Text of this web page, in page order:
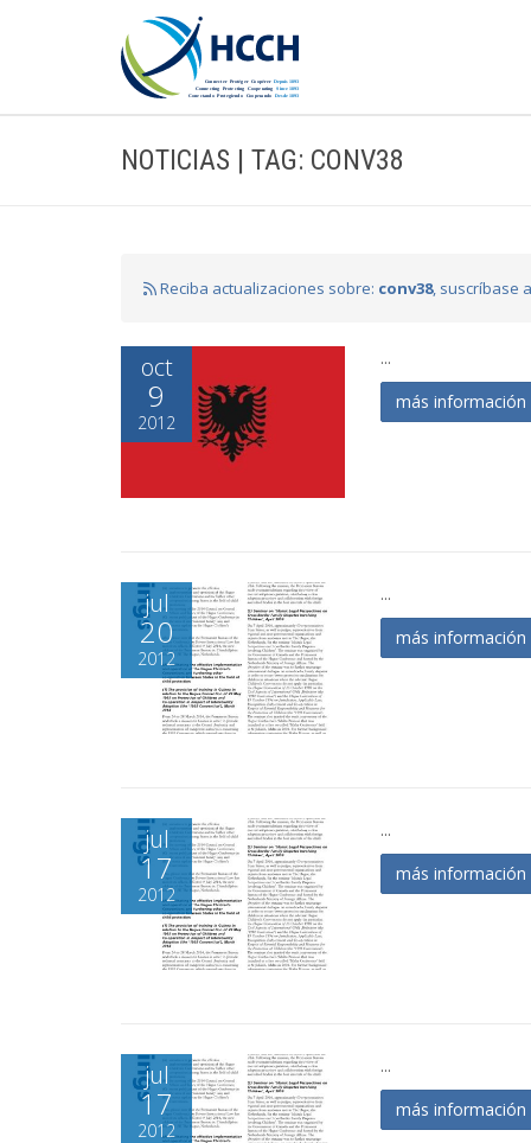
NOTICIAS | TAG: CONV38
Reciba actualizaciones sobre: conv38, suscríbase
oct
9
2012
...
más información
jul
20
2012
...
más información
jul
17
2012
...
más información
jul
17
2012
...
más información